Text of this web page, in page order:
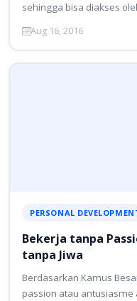
sehingga bisa diakses
Aug 16, 2016
PERSONAL
Bekerja tanpa
tanpa Jiwa
Berdasarkan Kamus
passion atau